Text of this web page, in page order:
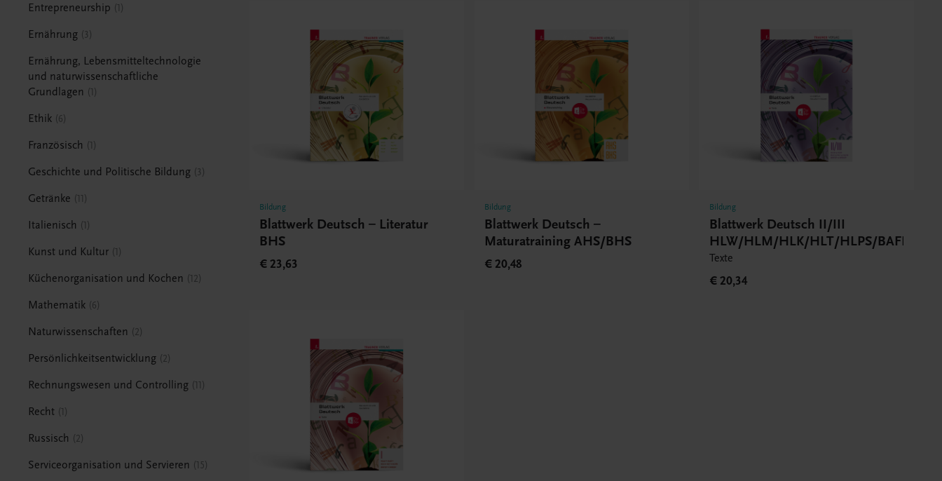
Entrepreneurship 1
Ernährung 3
Ernährung, Lebensmitteltechnologie
und naturwissenschaftliche
Grundlagen
1
Ethik 6
Französisch 1
Geschichte und Politische Bildung 3
Getränke 11
Italienisch 1
Kunst und Kultur 1
Küchenorganisation und Kochen 12
Mathematik 6
Naturwissenschaften 2
Persönlichkeitsentwicklung 2
Rechnungswesen und Controlling 11
Recht 1
Russisch 2
Serviceorganisation und Servieren 15
Bildung
Blattwerk Deutsch – Literatur
BHS
€ 23,63
Bildung
Blattwerk Deutsch –
Maturatraining AHS/BHS
€ 20,48
Bildung
Blattwerk Deutsch II/III
HLW/HLM/HLK/HLT/HLPS/BAFEP/
Texte
€ 20,34